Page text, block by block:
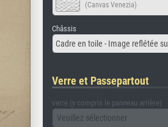
(Canvas Venezia)
Châssis
Cadre en toile - Image reflétée
Verre et Passepartout
verre (y compris le panneau arrière)
Veuillez sélectionner